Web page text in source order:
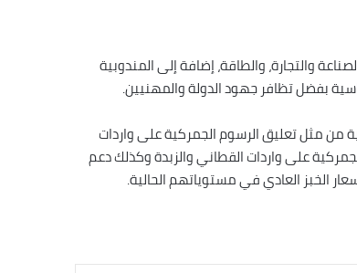
والتجارة، والطاقة، إضافة إلى المندوبية
بفضل تظافر جهود الدولة والمهنيين.
من مثل تعليق الرسوم الجمركية على واردات
في تعليق الرسوم الجمركية على واردات القطاني والزبدة وكذلك دعم
الخبز العادي في مستوياتهم الحالية.